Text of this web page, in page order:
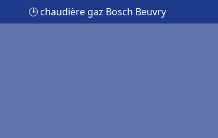
🕒 chaudière gaz Bosch Beuvry